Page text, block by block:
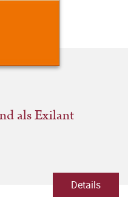
als Exilant
Details